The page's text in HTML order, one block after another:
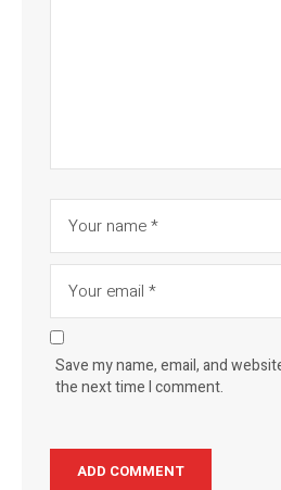
Save my name, email, and
the next time I comment.